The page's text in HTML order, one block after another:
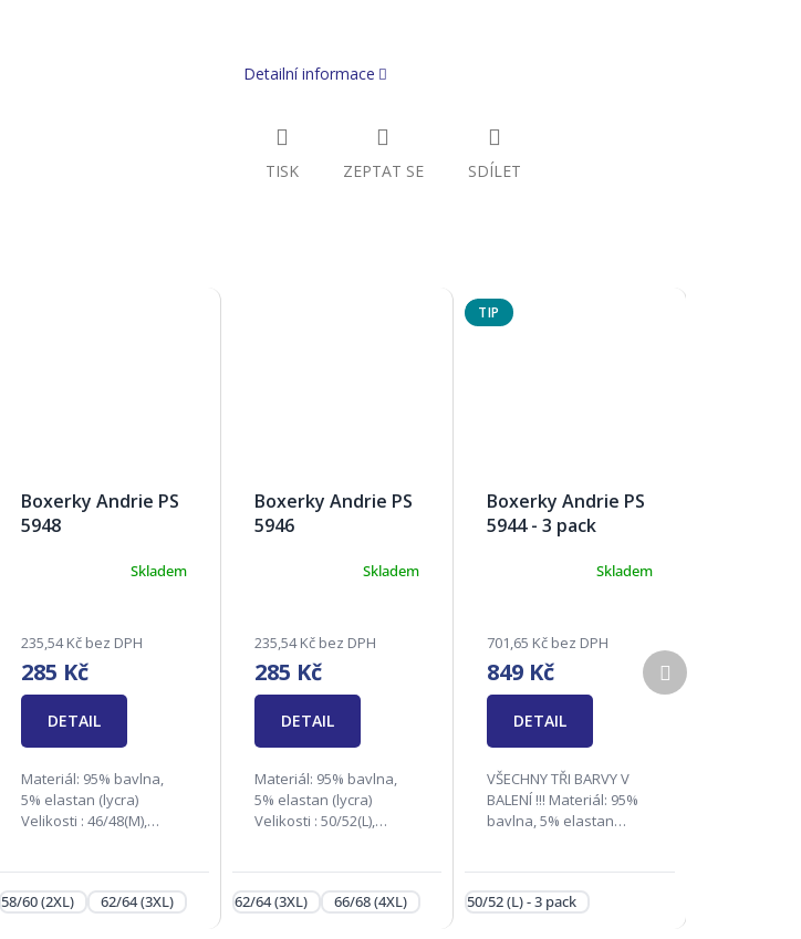
Detailní informace
TISK ZEPTAT SE SDÍLET
Boxerky Andrie PS
5948
Skladem
235,54 Kč bez DPH
285 Kč
DETAIL
Materiál: 95% bavlna,
5% elastan (lycra)
Velikosti : 46/48(M),
Andrie s.r.o., Na Rynku
58/60 (2XL) 62/64 (3XL)
Boxerky Andrie PS
5946
Skladem
235,54 Kč bez DPH
285 Kč
DETAIL
Materiál: 95% bavlna,
5% elastan (lycra)
Velikosti : 50/52(L),
Andrie s.r.o., Na Rynku
62/64 (3XL) 66/68 (4XL)
TIP
Boxerky Andrie PS
5944 - 3 pack
Skladem
701,65 Kč bez DPH
849 Kč
DETAIL
VŠECHNY TŘI BARVY V
BALENÍ !!! Materiál: 95%
bavlna, 5% elastan
Zodpovědná firma:
50/52 (L) - 3 pack
Další
produkt